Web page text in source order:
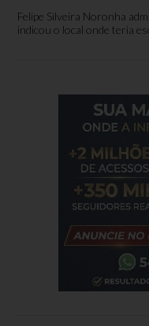
Felipe Silveira Noronha
indicou o local onde teria